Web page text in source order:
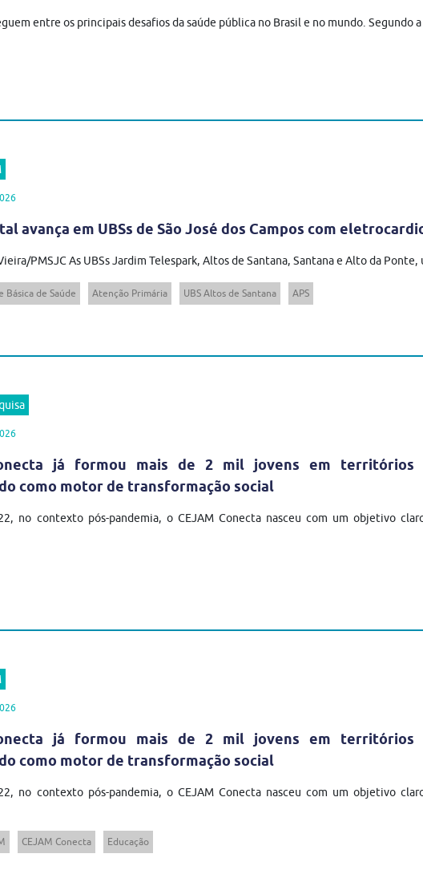
entre os principais desafios da saúde pública no Brasil e no mundo. Segundo a
avança em UBSs de São José dos Campos com
PMSJC As UBSs Jardim Telespark, Altos de Santana, Santana e Alto da
Básica de Saúde Atenção Primária UBS Altos de Santana APS
já formou mais de 2 mil jovens em territórios
como motor de transformação social
no contexto pós-pandemia, o CEJAM Conecta nasceu com um objetivo
já formou mais de 2 mil jovens em territórios
como motor de transformação social
no contexto pós-pandemia, o CEJAM Conecta nasceu com um objetivo
CEJAM Conecta Educação